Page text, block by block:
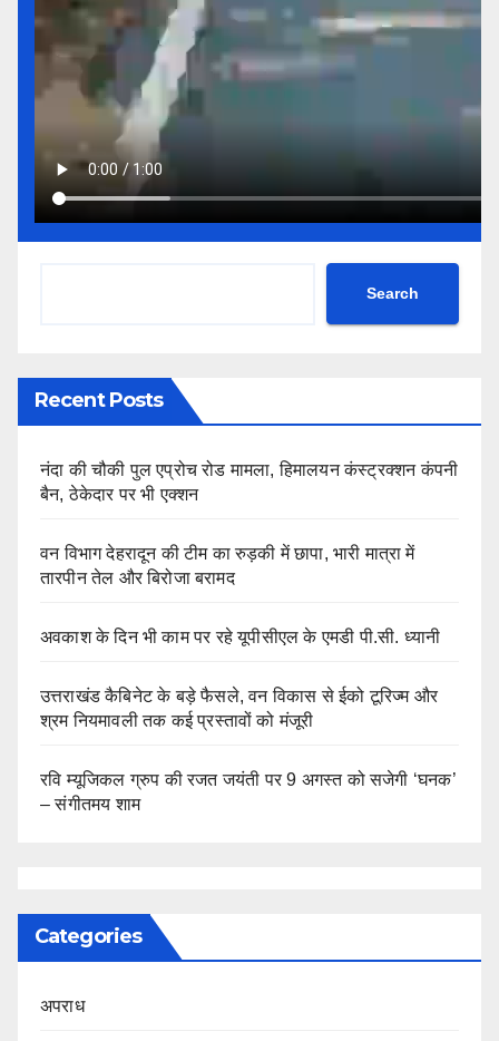
Search
Recent Posts
नंदा की चौकी पुल एप्रोच रोड मामला, हिमालयन कंस्ट्रक्शन कंपनी
बैन, ठेकेदार पर भी एक्शन
वन विभाग देहरादून की टीम का रुड़की में छापा, भारी मात्रा में
तारपीन तेल और बिरोजा बरामद
अवकाश के दिन भी काम पर रहे यूपीसीएल के एमडी पी.सी. ध्यानी
उत्तराखंड कैबिनेट के बड़े फैसले, वन विकास से ईको टूरिज्म और
श्रम नियमावली तक कई प्रस्तावों को मंजूरी
रवि म्यूजिकल ग्रुप की रजत जयंती पर 9 अगस्त को सजेगी ‘घनक’
– संगीतमय शाम
Categories
अपराध